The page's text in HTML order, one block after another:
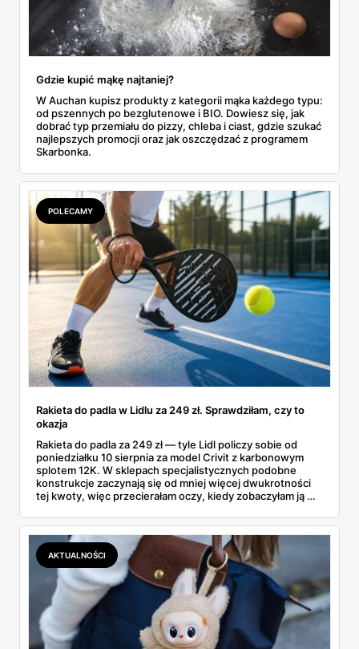
Gdzie kupić mąkę najtaniej?
W Auchan kupisz produkty z kategorii mąka każdego typu:
od pszennych po bezglutenowe i BIO. Dowiesz się, jak
dobrać typ przemiału do pizzy, chleba i ciast, gdzie szukać
najlepszych promocji oraz jak oszczędzać z programem
Skarbonka.
POLECAMY
Rakieta do padla w Lidlu za 249 zł. Sprawdziłam, czy to
okazja
Rakieta do padla za 249 zł — tyle Lidl policzy sobie od
poniedziałku 10 sierpnia za model Crivit z karbonowym
splotem 12K. W sklepach specjalistycznych podobne
konstrukcje zaczynają się od mniej więcej dwukrotności
tej kwoty, więc przecierałam oczy, kiedy zobaczyłam ją w
najszybciej rosnący sport w Polsce: kortów przybywa
lawinowo, a chętnych jeszcze szybciej. Sprawdziłam, co
dokładnie dostajemy za te pieniądze i komu taka rakieta
faktycznie wystarczy.
AKTUALNOŚCI